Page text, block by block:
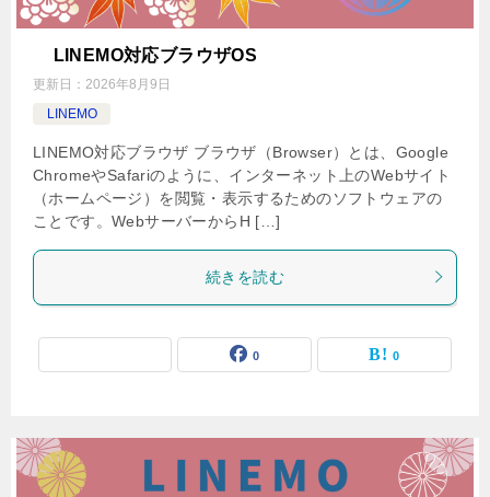
LINEMO対応ブラウザOS
更新日： 2026年8月9日
LINEMO
LINEMO対応ブラウザ ブラウザ（Browser）とは、Google
ChromeやSafariのように、インターネット上のWebサイト
（ホームページ）を閲覧・表示するためのソフトウェアの
ことです。WebサーバーからH […]
続きを読む
0 0